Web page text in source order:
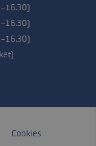
16.30)
16.30)
16.30)
Cookies